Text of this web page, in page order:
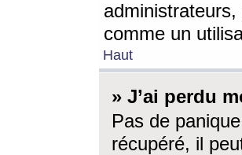
comme un
Haut
» J’ai perdu
Pas de
récupéré, il